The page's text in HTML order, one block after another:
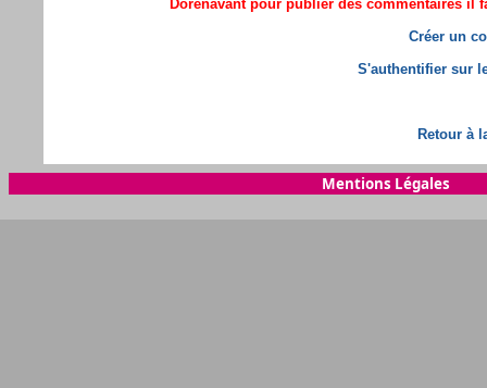
Dorénavant pour publier des commentaires il
Créer un
S'authentifier sur
Retour à
Mentions Légales